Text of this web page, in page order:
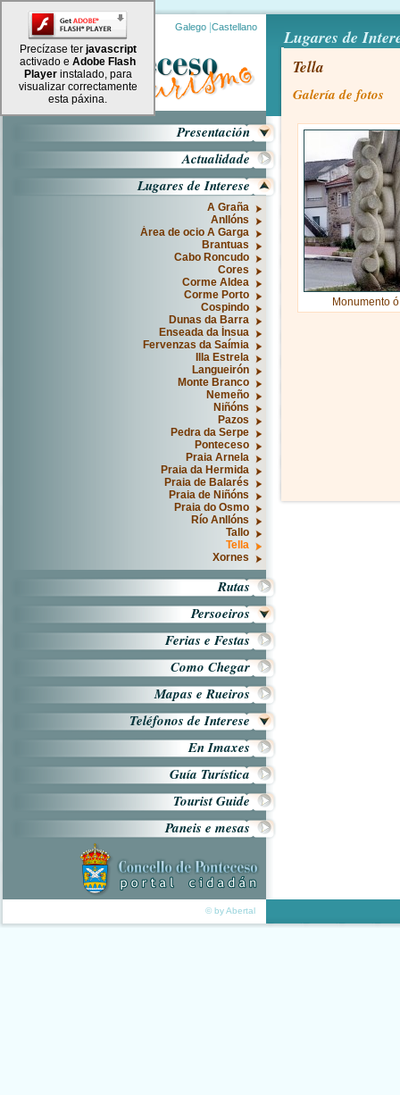
Precízase ter javascript
activado e Adobe Flash
Playerinstalado, para
visualizar correctamente
esta páxina.
Galego Castellano
Presentación
Actualidade
Lugares de Interese
A Graña
Anllóns
Área de ocio A Garga
Brantuas
Cabo Roncudo
Cores
Corme Aldea
Corme Porto
Cospindo
Dunas da Barra
Enseada da Ínsua
Fervenzas da Saímia
Illa Estrela
Langueirón
Monte Branco
Nemeño
Niñóns
Pazos
Pedra da Serpe
Ponteceso
Praia Arnela
Praia da Hermida
Praia de Balarés
Praia de Niñóns
Praia do Osmo
Río Anllóns
Tallo
Tella
Xornes
Rutas
Persoeiros
Ferias e Festas
Como Chegar
Mapas e Rueiros
Teléfonos de Interese
En Imaxes
Guía Turística
Tourist Guide
Paneis e mesas
Lugares de
Tella
Galería de fotos
Monumento
© by Abertal